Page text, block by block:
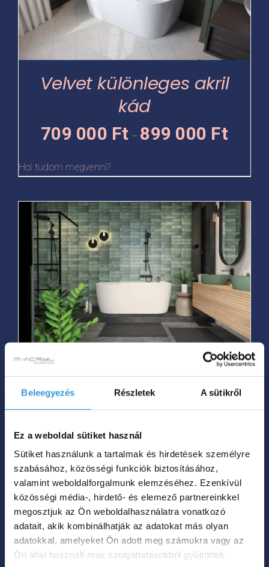
Beleegyezés Részletek A sütikről
Ez a weboldal sütiket használ
Sütiket használunk a tartalmak és hirdetések személyre
szabásához, közösségi funkciók biztosításához,
valamint weboldalforgalmunk elemzéséhez. Ezenkívül
közösségi média-, hirdető- és elemező partnereinkkel
megosztjuk az Ön weboldalhasználatra vonatkozó
adatait, akik kombinálhatják az adatokat más olyan
adatokkal, amelyeket Ön adott meg számukra vagy az
Ön által használt más szolgáltatásokból gyűjtöttek.
Velvet különleges akril
kád
709 000 Ft – 899 000 Ft709
-
000 Ft
Hol tudom megvenni?
van.
A
változatok
választhatók
New Velvet különleges
akril kád
549
000 Ft
Hol tudom megvenni?
Ennek
terméknek
variációja
van.
változatok
a
termékoldalon
választhatók
ki
Ennek
a
terméknek
több